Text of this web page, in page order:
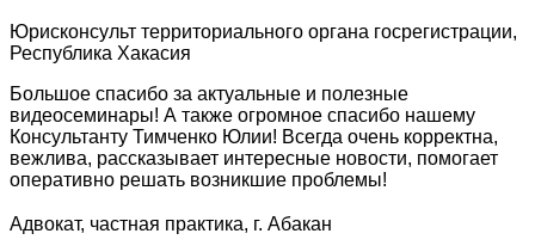
Юрисконсульт территориального органа госрегистрации,
Республика Хакасия
Большое спасибо за актуальные и полезные
видеосеминары! А также огромное спасибо нашему
Консультанту Тимченко Юлии! Всегда очень корректна,
вежлива, рассказывает интересные новости, помогает
оперативно решать возникшие проблемы!
Адвокат, частная практика, г. Абакан